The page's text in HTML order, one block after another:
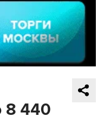
8 440